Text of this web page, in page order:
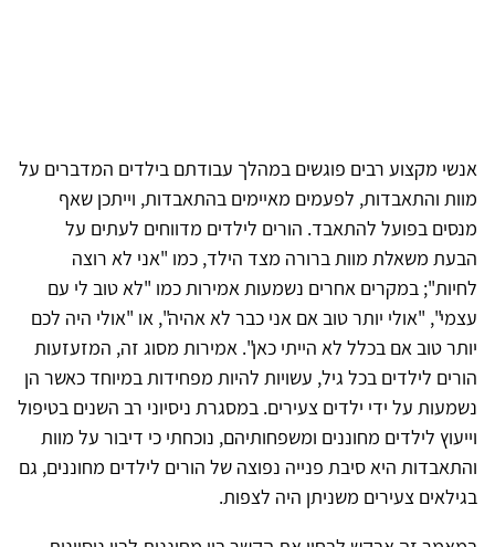
אנשי מקצוע רבים פוגשים במהלך עבודתם בילדים המדברים על
מוות והתאבדות, לפעמים מאיימים בהתאבדות, וייתכן שאף
מנסים בפועל להתאבד. הורים לילדים מדווחים לעתים על
הבעת משאלת מוות ברורה מצד הילד, כמו "אני לא רוצה
לחיות"; במקרים אחרים נשמעות אמירות כמו "לא טוב לי עם
עצמי", "אולי יותר טוב אם אני כבר לא אהיה", או "אולי היה לכם
יותר טוב אם בכלל לא הייתי כאן". אמירות מסוג זה, המזעזעות
הורים לילדים בכל גיל, עשויות להיות מפחידות במיוחד כאשר הן
נשמעות על ידי ילדים צעירים. במסגרת ניסיוני רב השנים בטיפול
וייעוץ לילדים מחוננים ומשפחותיהם, נוכחתי כי דיבור על מוות
והתאבדות היא סיבת פנייה נפוצה של הורים לילדים מחוננים, גם
בגילאים צעירים משניתן היה לצפות.